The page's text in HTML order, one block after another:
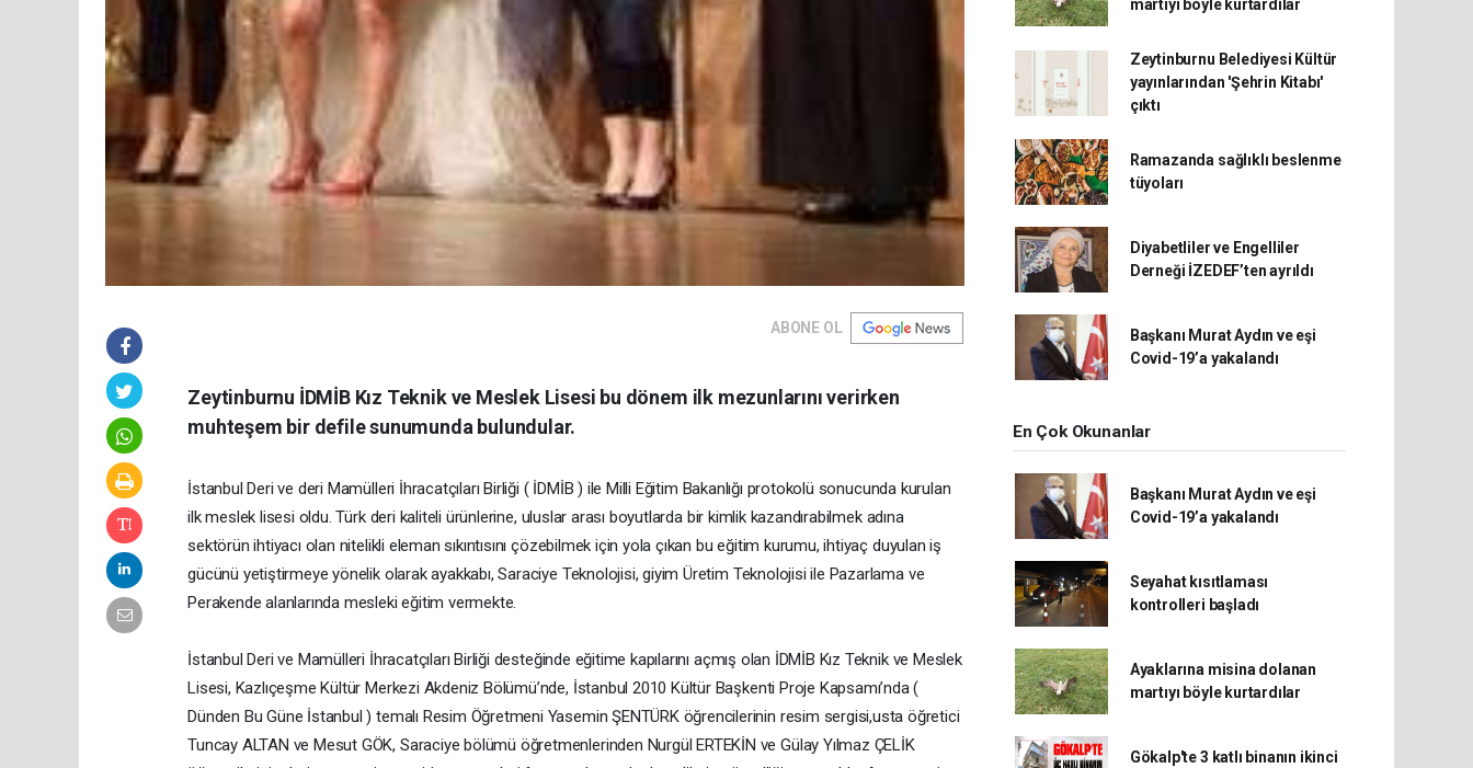
ABONE OL
Zeytinburnu İDMİB Kız Teknik ve Meslek Lisesi bu dönem ilk mezunlarını verirken
muhteşem bir defile sunumunda bulundular.
İstanbul Deri ve deri Mamülleri İhracatçıları Birliği ( İDMİB ) ile Milli Eğitim Bakanlığı protokolü sonucunda kurulan
ilk meslek lisesi oldu. Türk deri kaliteli ürünlerine, uluslar arası boyutlarda bir kimlik kazandırabilmek adına
sektörün ihtiyacı olan nitelikli eleman sıkıntısını çözebilmek için yola çıkan bu eğitim kurumu, ihtiyaç duyulan iş
gücünü yetiştirmeye yönelik olarak ayakkabı, Saraciye Teknolojisi, giyim Üretim Teknolojisi ile Pazarlama ve
Perakende alanlarında mesleki eğitim vermekte.
İstanbul Deri ve Mamülleri İhracatçıları Birliği desteğinde eğitime kapılarını açmış olan İDMİB Kız Teknik ve Meslek
Lisesi, Kazlıçeşme Kültür Merkezi Akdeniz Bölümü’nde, İstanbul 2010 Kültür Başkenti Proje Kapsamı’nda (
Dünden Bu Güne İstanbul ) temalı Resim Öğretmeni Yasemin ŞENTÜRK öğrencilerinin resim sergisi,usta öğretici
Tuncay ALTAN ve Mesut GÖK, Saraciye bölümü öğretmenlerinden Nurgül ERTEKİN ve Gülay Yılmaz ÇELİK
martıyı böyle kurtardılar
Zeytinburnu Belediyesi Kültür
yayınlarından 'Şehrin Kitabı'
çıktı
Ramazanda sağlıklı beslenme
tüyoları
Diyabetliler ve Engelliler
Derneği İZEDEF’ten ayrıldı
Başkanı Murat Aydın ve eşi
Covid-19’a yakalandı
En Çok Okunanlar
Başkanı Murat Aydın ve eşi
Covid-19’a yakalandı
Seyahat kısıtlaması
kontrolleri başladı
Ayaklarına misina dolanan
martıyı böyle kurtardılar
Gökalp'te 3 katlı binanın ikinci